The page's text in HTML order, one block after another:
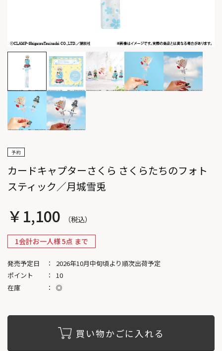
カードキャプターさくら さくらたちのフォト
スティック／月城雪兎
￥1,100
1会計お一人様 5点 まで
発売予定日
2026年10月中旬頃より順次出荷予定
ポイント
10
在庫
◎
買い物かごに入れる